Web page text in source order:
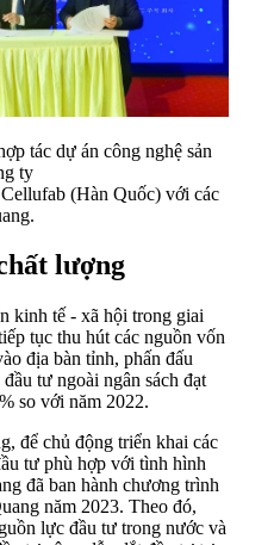
tác dự án công nghệ sản
ty
(Hàn Quốc) với các
lượng
kinh tế - xã hội trong giai
tục thu hút các nguồn vốn
địa bàn tỉnh, phấn đấu
tư ngoài ngân sách đạt
so với năm 2022.
để chủ động triển khai các
tư phù hợp với tình hình
đã ban hành chương trình
năm 2023. Theo đó,
lực đầu tư trong nước và